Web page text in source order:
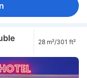
28 m²/301 ft²